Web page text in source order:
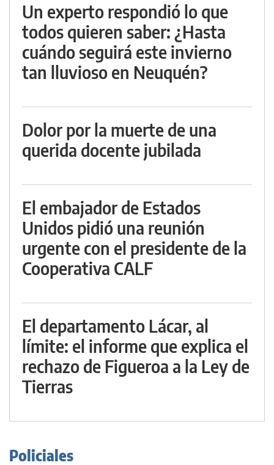
Un experto respondió lo que
todos quieren saber: ¿Hasta
cuándo seguirá este invierno
tan lluvioso en Neuquén?
Dolor por la muerte de una
querida docente jubilada
El embajador de Estados
Unidos pidió una reunión
urgente con el presidente de la
Cooperativa CALF
El departamento Lácar, al
límite: el informe que explica el
rechazo de Figueroa a la Ley de
Tierras
Policiales